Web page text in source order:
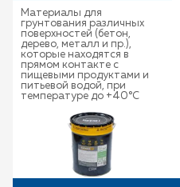
Материалы для
грунтования различных
поверхностей (бетон,
дерево, металл и пр.),
которые находятся в
прямом контакте с
пищевыми продуктами и
питьевой водой, при
температуре до +40°С